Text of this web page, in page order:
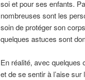
soi et pour ses enfants.
nombreuses sont les
soin de protéger son
quelques astuces sont
En réalité, avec quelques
et de se sentir à l’aise